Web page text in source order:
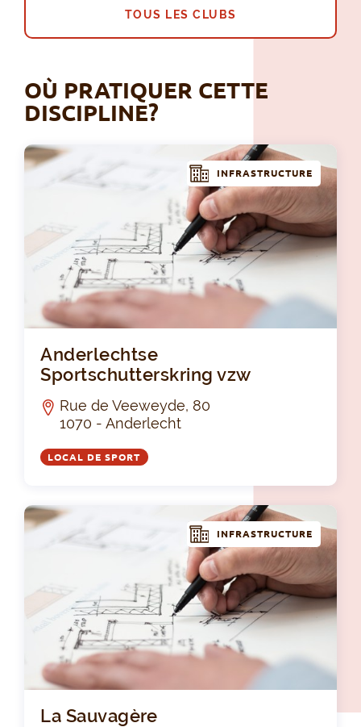
TOUS LES CLUBS
OÙ PRATIQUER CETTE
DISCIPLINE?
INFRASTRUCTURE
Anderlechtse
Sportschutterskring vzw
Rue de Veeweyde, 80
1070 - Anderlecht
LOCAL DE SPORT
INFRASTRUCTURE
La Sauvagère